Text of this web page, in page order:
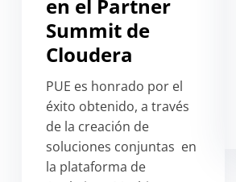
en el Partner
Summit de
Cloudera
PUE es honrado por el
éxito obtenido, a través
de la creación de
soluciones conjuntas en
la plataforma de